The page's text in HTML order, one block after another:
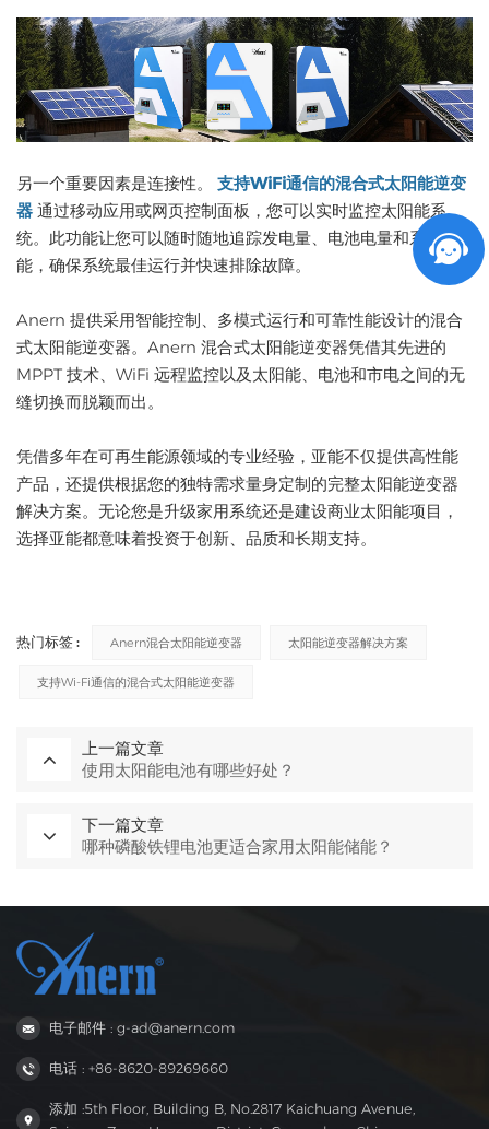
另一个重要因素是连接性。 支持WiFi通信的混合式太阳能逆变
器 通过移动应用或网页控制面板，您可以实时监控太阳能系
统。此功能让您可以随时随地追踪发电量、电池电量和系统性
能，确保系统最佳运行并快速排除故障。
Anern 提供采用智能控制、多模式运行和可靠性能设计的混合
式太阳能逆变器。Anern 混合式太阳能逆变器凭借其先进的
MPPT 技术、WiFi 远程监控以及太阳能、电池和市电之间的无
缝切换而脱颖而出。
凭借多年在可再生能源领域的专业经验，亚能不仅提供高性能
产品，还提供根据您的独特需求量身定制的完整太阳能逆变器
解决方案。无论您是升级家用系统还是建设商业太阳能项目，
选择亚能都意味着投资于创新、品质和长期支持。
热门标签 : Anern混合太阳能逆变器 太阳能逆变器解决方案
支持Wi-Fi通信的混合式太阳能逆变器
上一篇文章
使用太阳能电池有哪些好处？
下一篇文章
哪种磷酸铁锂电池更适合家用太阳能储能？
电子邮件 : g-ad@anern.com
电话 : +86-8620-89269660
添加 :5th Floor, Building B, No.2817 Kaichuang Avenue,